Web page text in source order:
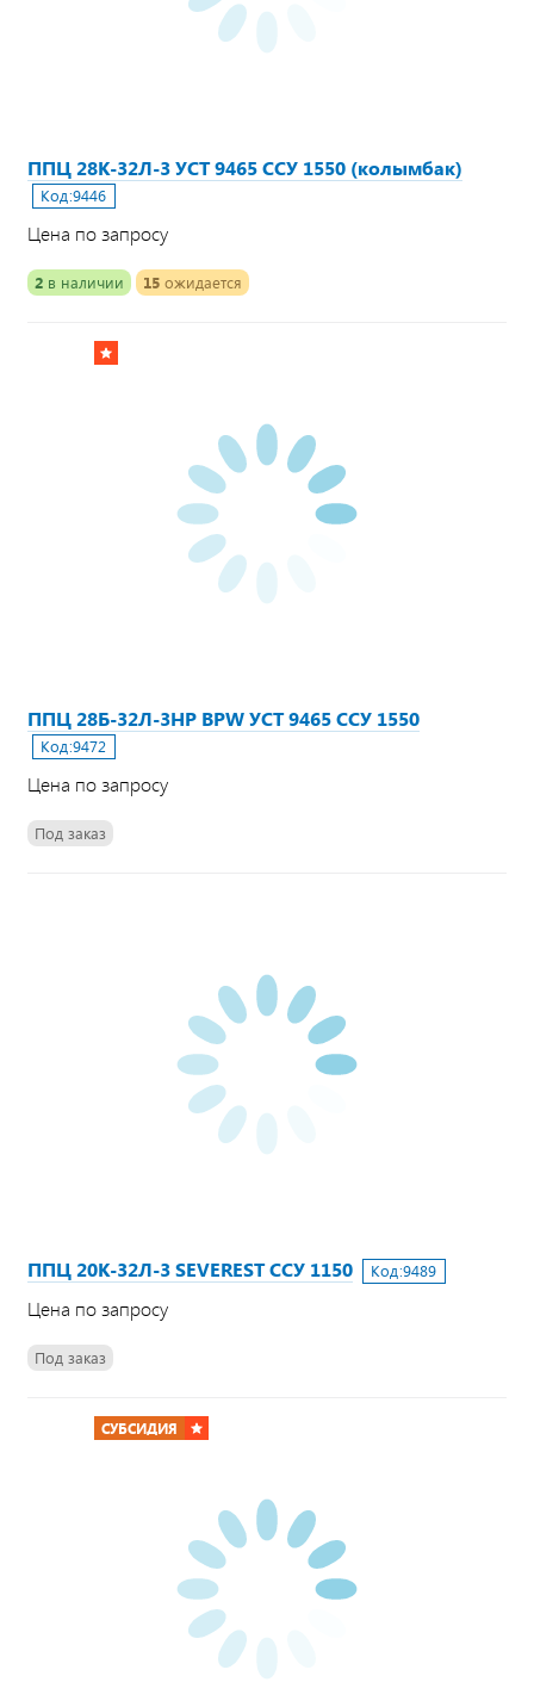
ППЦ 28К-32Л-3 УСТ 9465 ССУ 1550 (колымбак)
Код:9446
Цена по запросу
2 в наличии 15 ожидается
ППЦ 28Б-32Л-3НР BPW УСТ 9465 ССУ 1550
Код:9472
Цена по запросу
Под заказ
ППЦ 20К-32Л-3 SEVEREST ССУ 1150 Код:9489
Цена по запросу
Под заказ
СУБСИДИЯ